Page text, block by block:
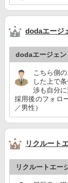
dodaエージ
dodaエージェン
こちら側
した上で
渉も自分
採用後のフォロ
／男性）
リクルート
リクルートエー